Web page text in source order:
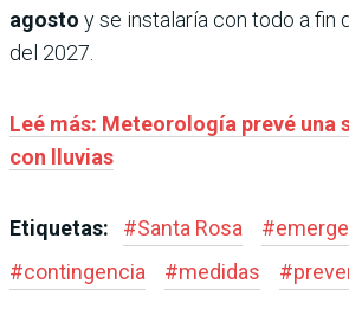
agosto y se instalaría con todo a fin
del 2027.
Leé más: Meteorología prevé una
con lluvias
Etiquetas: #Santa Rosa #
#contingencia #medidas #